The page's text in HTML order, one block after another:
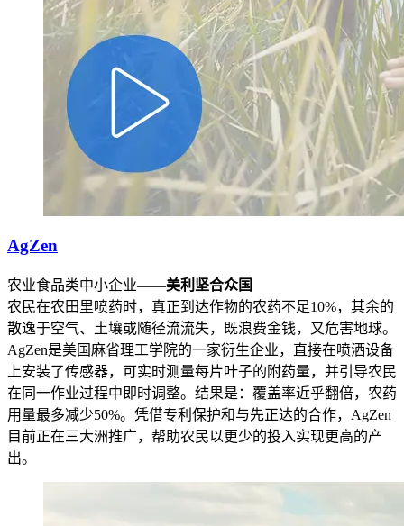
AgZen
农业食品类中小企业——美利坚合众国
农民在农田里喷药时，真正到达作物的农药不足10%，其余的
散逸于空气、土壤或随径流流失，既浪费金钱，又危害地球。
AgZen是美国麻省理工学院的一家衍生企业，直接在喷洒设备
上安装了传感器，可实时测量每片叶子的附药量，并引导农民
在同一作业过程中即时调整。结果是：覆盖率近乎翻倍，农药
用量最多减少50%。凭借专利保护和与先正达的合作，AgZen
目前正在三大洲推广，帮助农民以更少的投入实现更高的产
出。